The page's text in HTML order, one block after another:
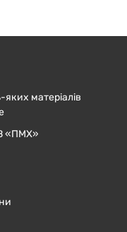
матеріалів
«ПМХ»